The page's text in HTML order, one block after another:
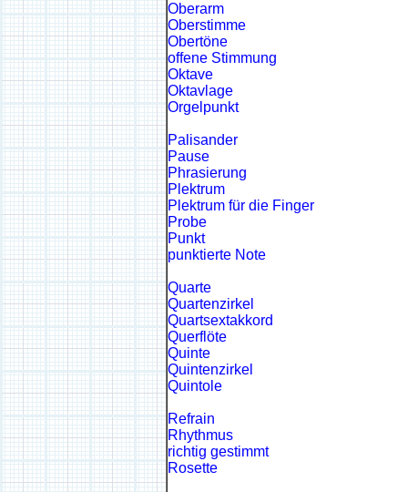
Oberarm
Oberstimme
Obertöne
offene Stimmung
Oktave
Oktavlage
Orgelpunkt
Palisander
Pause
Phrasierung
Plektrum
Plektrum für die Finger
Probe
Punkt
punktierte Note
Quarte
Quartenzirkel
Quartsextakkord
Querflöte
Quinte
Quintenzirkel
Quintole
Refrain
Rhythmus
richtig gestimmt
Rosette